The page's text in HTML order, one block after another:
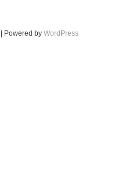
Powered by WordPress